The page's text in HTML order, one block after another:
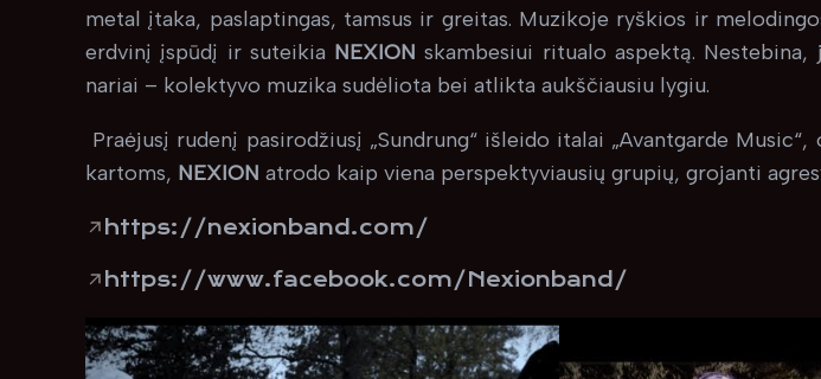
metal įtaka, paslaptingas, tamsus ir greitas. Muzikoje ryškios ir
erdvinį įspūdį ir suteikia NEXION skambesiui ritualo aspektą. Nestebina,
nariai – kolektyvo muzika sudėliota bei atlikta aukščiausiu lygiu.
Praėjusį rudenį pasirodžiusį „Sundrung“ išleido italai „Avantgarde
kartoms, NEXION atrodo kaip viena perspektyviausių grupių, grojanti
https://nexionband.com/
https://www.facebook.com/Nexionband/